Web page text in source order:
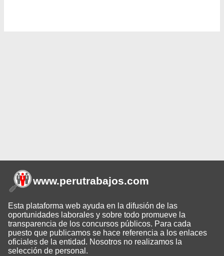
www.perutrabajos.com
Esta plataforma web ayuda en la difusión de las
oportunidades laborales y sobre todo promueve la
transparencia de los concursos públicos. Para cada
puesto que publicamos se hace referencia a los enlaces
oficiales de la entidad. Nosotros no realizamos la
selección de personal.